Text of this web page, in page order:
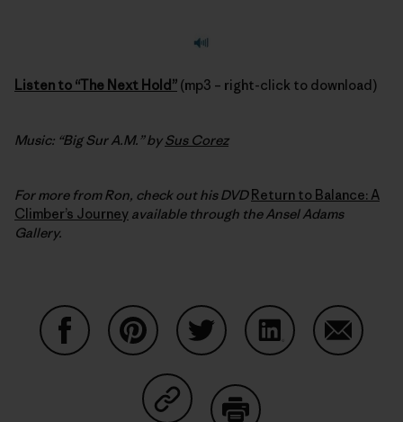
Listen to “The Next Hold” (mp3 – right-click to download)
Music: “Big Sur A.M.” bySus Corez
For more from Ron, check out his DVDReturn to Balance: A
Climber’s Journey available through the Ansel Adams
Gallery.